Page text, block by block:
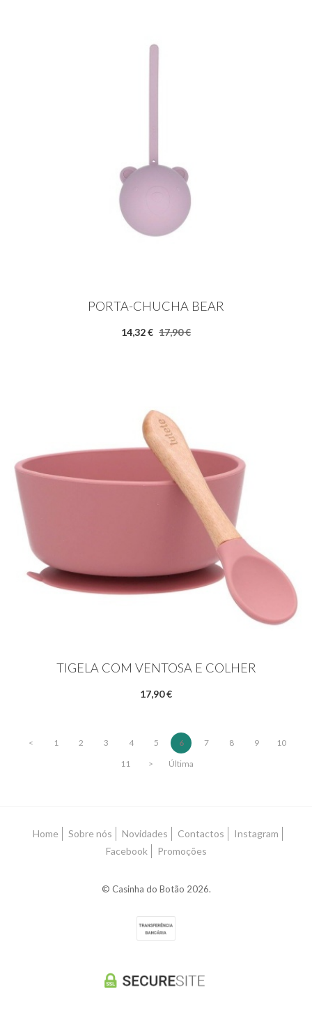
PORTA-CHUCHA BEAR
14,32 € 17,90 €
TIGELA COM VENTOSA E COLHER
17,90 €
< 1 2 3 4 5 6 7 8 9
10
11
> Última
Home Sobre nós Novidades Contactos
Instagram
Facebook
Promoções
© Casinha do Botão 2026.